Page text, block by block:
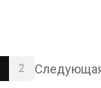
2 Следующая